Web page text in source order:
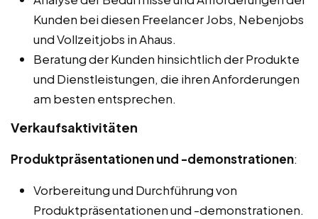
Kunden bei diesen Freelancer Jobs, Nebenjobs
und Vollzeitjobs in Ahaus.
Beratung der Kunden hinsichtlich der Produkte
und Dienstleistungen, die ihren Anforderungen
am besten entsprechen.
Verkaufsaktivitäten
Produktpräsentationen und -demonstrationen:
Vorbereitung und Durchführung von
Produktpräsentationen und -demonstrationen.